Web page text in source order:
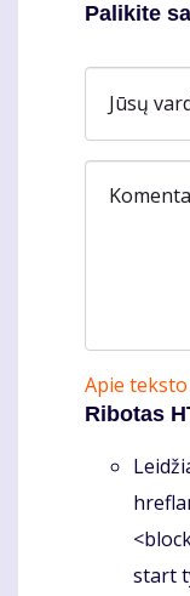
Palikite
Jūsų
Apie
Ribotas
start